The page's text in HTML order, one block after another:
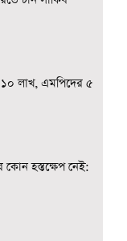
১০ লাখ, এমপিদের ৫
হস্তক্ষেপ নেই: